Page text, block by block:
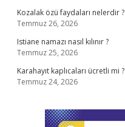
Kozalak özü faydaları nelerdir ?
Temmuz 26, 2026
Istiane namazı nasıl kılınır ?
Temmuz 25, 2026
Karahayıt kaplıcaları ücretli mi ?
Temmuz 24, 2026